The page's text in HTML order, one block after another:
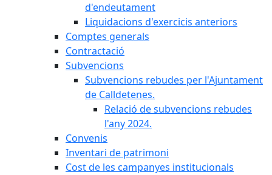
d'endeutament
Liquidacions d'exercicis anteriors
Comptes generals
Contractació
Subvencions
Subvencions rebudes per l'Ajuntament
de Calldetenes.
Relació de subvencions rebudes
l'any 2024.
Convenis
Inventari de patrimoni
Cost de les campanyes institucionals